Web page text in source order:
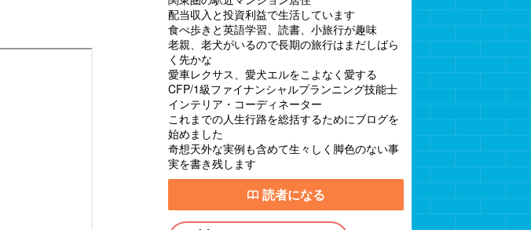
配当収入と投資利益で生活しています
食べ歩きと英語学習、読書、小旅行が趣味
老親、老犬がいるので長期の旅行はまだしばら
く先かな
愛車レクサス、愛犬エルをこよなく愛する
CFP/1級ファイナンシャルプランニング技能士
インテリア・コーディネーター
これまでの人生行路を総括するためにブログを
始めました
奇想天外な実例も含めて生々しく脚色のない事
実を書き残します
読者になる